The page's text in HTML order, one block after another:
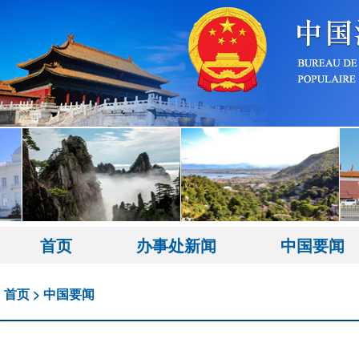
首页 办事处新闻 中国要闻
首页 > 中国要闻